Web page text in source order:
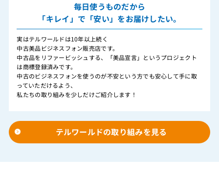
毎日使うものだから
「キレイ」で「安い」をお届けしたい。
実はテルワールドは10年以上続く
中古美品ビジネスフォン販売店です。
中古品をリファービッシュする、「美品宣言」というプロジェクト
は商標登録済みです。
中古のビジネスフォンを使うのが不安という方でも安心して手に取
っていただけるよう、
私たちの取り組みを少しだけご紹介します！
テルワールドの取り組みを見る